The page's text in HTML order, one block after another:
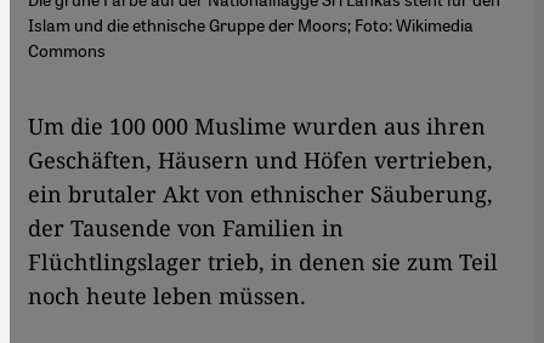
Islam und die ethnische Gruppe der Moors; Foto: Wikimedia
Commons
Um die 100 000 Muslime wurden aus ihren
Geschäften, Häusern und Höfen vertrieben,
ein brutaler Akt von ethnischer Säuberung,
der Tausende von Familien in
Flüchtlingslager trieb, in denen sie zum Teil
noch heute leben müssen.